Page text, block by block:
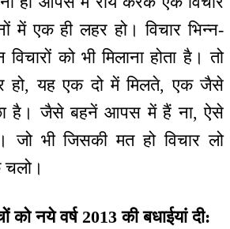
में एक ही लहर हो। विचार भिन्न-
को भी मिलाना होता है। तो
हो, यह एक दो में मिलते, एक जैसे
है। जैसे बहनें आपस में हैं ना, ऐसे
जो भी जिसकी मत हो विचार लो
को नये वर्ष 2013 की बधाईयां दी: